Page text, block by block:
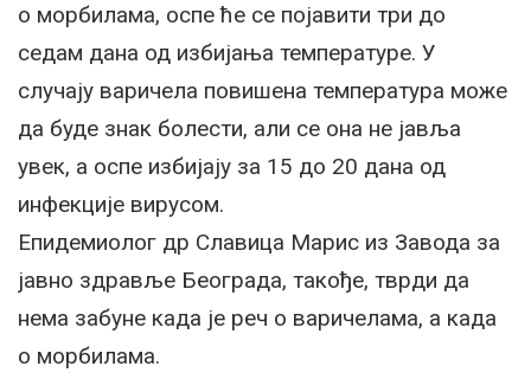
о морбилама, оспе ће се појавити три до
седам дана од избијања температуре. У
случају варичела повишена температура може
да буде знак болести, али се она не јавља
увек, а оспе избијају за 15 до 20 дана од
инфекције вирусом.
Епидемиолог др Славица Марис из Завода за
јавно здравље Београда, такође, тврди да
нема забуне када је реч о варичелама, а када
о морбилама.